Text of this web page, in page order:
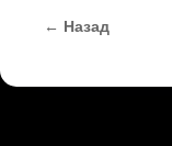
← Назад